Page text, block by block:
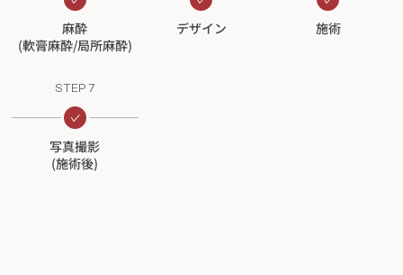
麻酔
(軟膏麻酔/局所麻酔)
デザイン 施術
STEP 7
写真撮影
(施術後)